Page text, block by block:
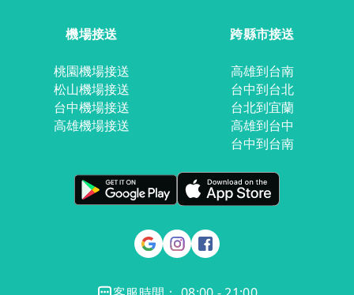
機場接送
桃園機場接送
松山機場接送
台中機場接送
高雄機場接送
跨縣市接送
高雄到台南
台中到台北
台北到宜蘭
高雄到台中
台中到台南